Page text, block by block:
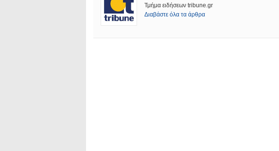
Τμήμα ειδήσεων tribune.gr
Διαβάστε όλα τα άρθρα